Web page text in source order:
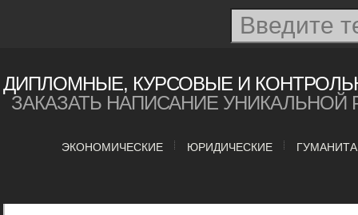
ДИПЛОМНЫЕ, КУРСОВЫЕ И
ЗАКАЗАТЬ НАПИСАНИЕ
ЭКОНОМИЧЕСКИЕ ЮРИДИЧЕСКИЕ